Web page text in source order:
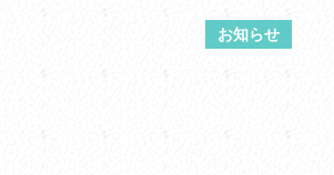
お知らせ